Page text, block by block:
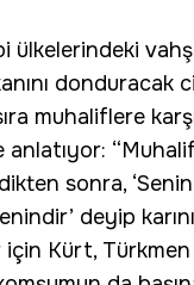
ülkelerindeki
donduracak
muhaliflere
sonra,
deyip
Kürt,